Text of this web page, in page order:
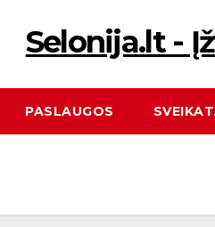
Selonija.lt -
PASLAUGOS